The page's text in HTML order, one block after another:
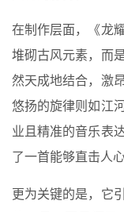
在制作层面，《龙
堆砌古风元素，而
然天成地结合，激
悠扬的旋律则如江
业且精准的音乐表
了一首能够直击人心
更为关键的是，它